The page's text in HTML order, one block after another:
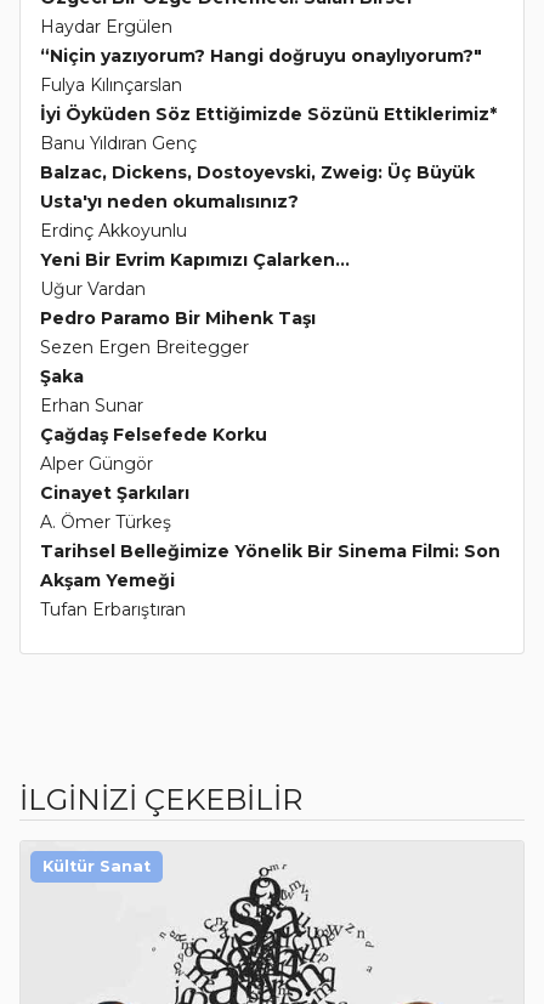
Haydar Ergülen
“Niçin yazıyorum? Hangi doğruyu onaylıyorum?"
Fulya Kılınçarslan
İyi Öyküden Söz Ettiğimizde Sözünü Ettiklerimiz*
Banu Yıldıran Genç
Balzac, Dickens, Dostoyevski, Zweig: Üç Büyük
Usta'yı neden okumalısınız?
Erdinç Akkoyunlu
Yeni Bir Evrim Kapımızı Çalarken...
Uğur Vardan
Pedro Paramo Bir Mihenk Taşı
Sezen Ergen Breitegger
Şaka
Erhan Sunar
Çağdaş Felsefede Korku
Alper Güngör
Cinayet Şarkıları
A. Ömer Türkeş
Tarihsel Belleğimize Yönelik Bir Sinema Filmi: Son
Akşam Yemeği
Tufan Erbarıştıran
İLGİNİZİ ÇEKEBİLİR
Kültür Sanat